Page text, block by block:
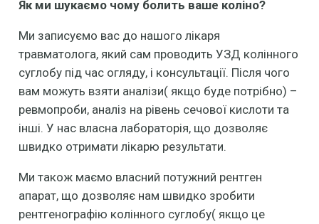
Як ми шукаємо чому болить ваше коліно?
Ми записуємо вас до нашого лікаря
травматолога, який сам проводить УЗД колінного
суглобу під час огляду, і консультації. Після чого
вам можуть взяти аналізи( якщо буде потрібно) –
ревмопроби, аналіз на рівень сечової кислоти та
інші. У нас власна лабораторія, що дозволяє
швидко отримати лікарю результати.
Ми також маємо власний потужний рентген
апарат, що дозволяє нам швидко зробити
рентгенографію колінного суглобу( якщо це